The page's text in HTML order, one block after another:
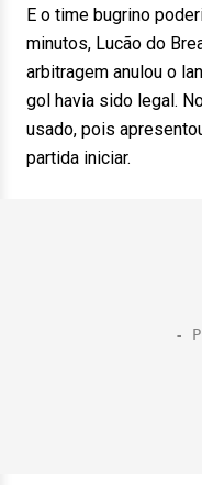
E o time bugrino
minutos, Lucão do
arbitragem anulou o
gol havia sido legal.
usado, pois
partida iniciar.